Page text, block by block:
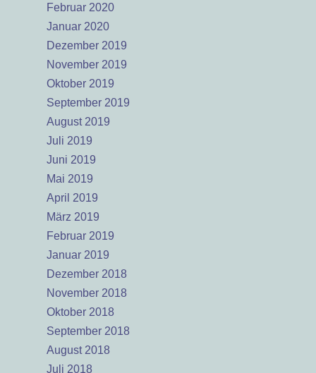
Februar 2020
Januar 2020
Dezember 2019
November 2019
Oktober 2019
September 2019
August 2019
Juli 2019
Juni 2019
Mai 2019
April 2019
März 2019
Februar 2019
Januar 2019
Dezember 2018
November 2018
Oktober 2018
September 2018
August 2018
Juli 2018